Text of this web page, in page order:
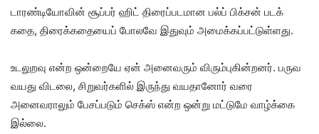
டாரண்டியோவின் சூப்பர் ஹிட் திரைப்படமான பல்ப் பிக்சன் படக்
கதை, திரைக்கதையைப் போலவே இதுவும் அமைக்கப்பட்டுள்ளது.
உடலுறவு என்ற ஒன்றையே ஏன் அனைவரும் விரும்புகின்றனர். பருவ
வயது விடலை, சிறுவர்களில் இருந்து வயதானோர் வரை
அனைவராலும் பேசப்படும் செக்ஸ் என்ற ஒன்று மட்டுமே வாழ்க்கை
இல்லை.